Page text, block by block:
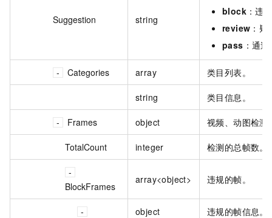
Suggestion string
block ：违
review ：疑
pass ：通
Categories array 类⽬列表。
string 类目信息。
Frames object 视频、动图检测
TotalCount integer 检测的总帧数。
BlockFrames
array<object> 违规的帧。
object 违规的帧信息。